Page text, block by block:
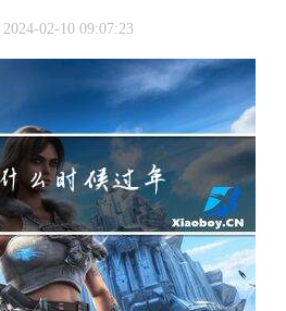
2024-02-10 09:07:23